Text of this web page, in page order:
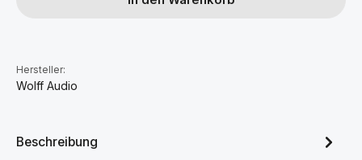
Hersteller:
Wolff Audio
Beschreibung